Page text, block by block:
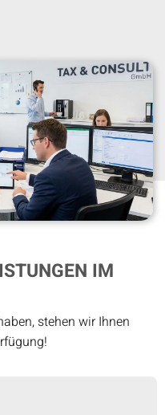
IM
stehen wir Ihnen